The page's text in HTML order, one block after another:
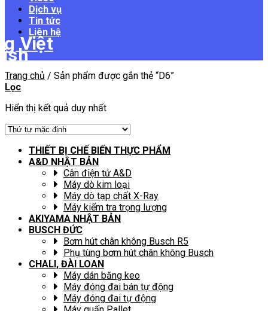
Dịch vụ
Tin tức
Liên hệ
Trang chủ / Sản phẩm được gắn thẻ “D6”
Lọc
Hiển thị kết quả duy nhất
THIẾT BỊ CHẾ BIẾN THỰC PHẨM
A&D NHẬT BẢN
Cân điện tử A&D
Máy dò kim loại
Máy dò tạp chất X-Ray
Máy kiểm tra trọng lượng
AKIYAMA NHẬT BẢN
BUSCH ĐỨC
Bơm hút chân không Busch R5
Phụ tùng bơm hút chân không Busch
CHALI, ĐÀI LOAN
Máy dán băng keo
Máy đóng đai bán tự động
Máy đóng đai tự động